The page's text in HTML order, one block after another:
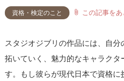
資格・検定のこと attach_file この記事を
スタジオジブリの作品には、自分
拓いていく、魅力的なキャラクタ
す。もし彼らが現代日本で資格に